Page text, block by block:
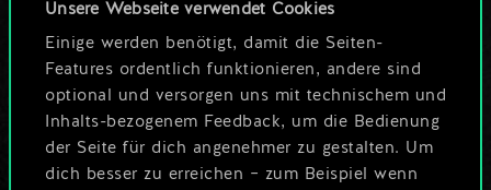
Unsere Webseite verwendet Cookies
Einige werden benötigt, damit die Seiten-
Features ordentlich funktionieren, andere sind
optional und versorgen uns mit technischem und
Inhalts-bezogenem Feedback, um die Bedienung
der Seite für dich angenehmer zu gestalten. Um
dich besser zu erreichen – zum Beispiel wenn
ein geteilter Satz
Karten.
Wo es doch so viel
mehr sein kann!